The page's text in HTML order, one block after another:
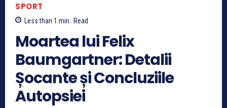
SPORT
Less than 1 min. Read
Moartea lui Felix
Baumgartner: Detalii
Șocante și Concluziile
Autopsiei